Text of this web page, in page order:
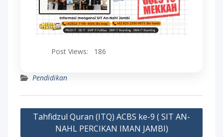
Post Views: 186
Pendidikan
Post
navigation
Tahfidzul Quran (ITQ) ACBS ke-9 ( SIT AN-
NAHL PERCIKAN IMAN JAMBI)